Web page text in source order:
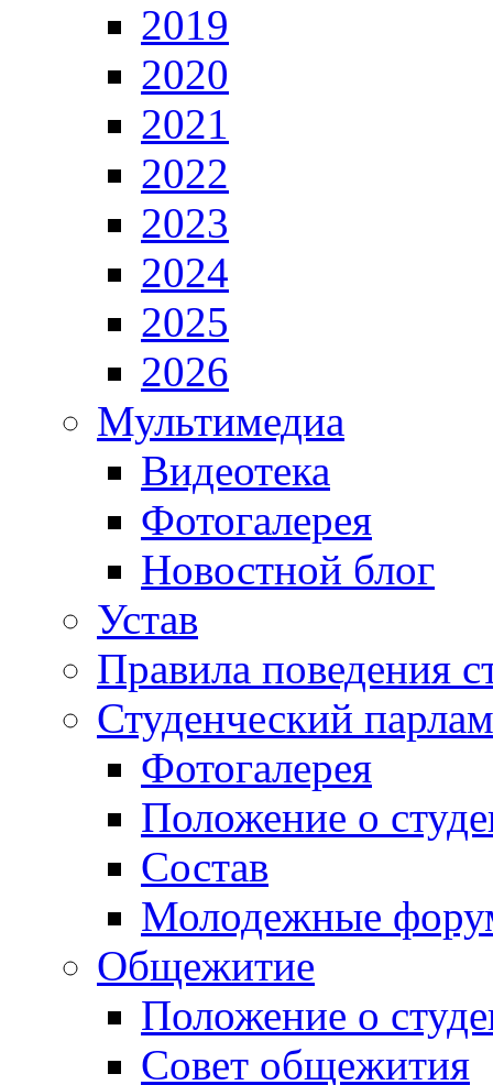
2019
2020
2021
2022
2023
2024
2025
2026
Мультимедиа
Видеотека
Фотогалерея
Новостной блог
Устав
Правила поведения
Студенческий
Фотогалерея
Положение о
Состав
Молодежные
Общежитие
Положение о
Совет общежития